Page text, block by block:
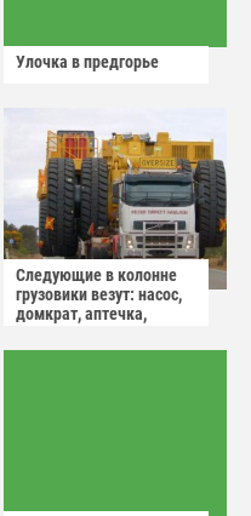
Улочка в предгорье
Следующие в колонне
грузовики везут: насос,
домкрат, аптечка,